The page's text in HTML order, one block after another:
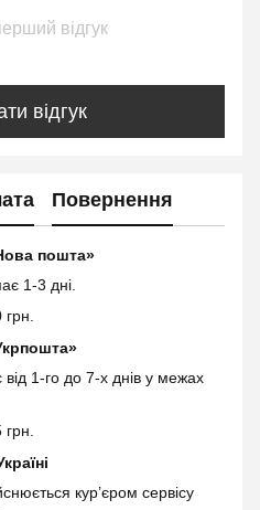
відгук
відгук
Повернення
пошта»
1-3 дні.
грн.
від 1-го до 7-х днів у межах
грн.
кур’єром сервісу